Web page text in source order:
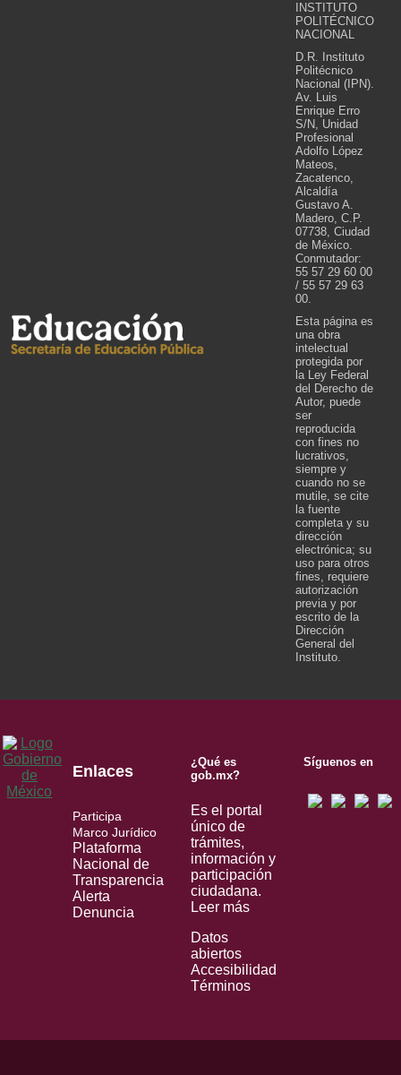
INSTITUTO
POLITÉCNICO
NACIONAL
D.R. Instituto
Politécnico
Nacional (IPN).
Av. Luis
Enrique Erro
S/N, Unidad
Profesional
Adolfo López
Mateos,
Zacatenco,
Alcaldía
Gustavo A.
Madero, C.P.
07738, Ciudad
de México.
Conmutador:
55 57 29 60 00
/ 55 57 29 63
00.
Esta página es
una obra
intelectual
protegida por
la Ley Federal
del Derecho de
Autor, puede
ser
reproducida
con fines no
lucrativos,
siempre y
cuando no se
mutile, se cite
la fuente
completa y su
dirección
electrónica; su
uso para otros
fines, requiere
autorización
previa y por
escrito de la
Dirección
General del
Instituto.
Enlaces
Participa
Marco Jurídico
Plataforma
Nacional de
Transparencia
Alerta
Denuncia
¿Qué es
gob.mx?
Es el portal
único de
trámites,
información y
participación
ciudadana.
Leer más
Datos
abiertos
Accesibilidad
Términos
Síguenos en